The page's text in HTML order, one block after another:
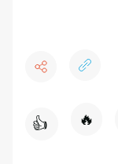
👍 🔥